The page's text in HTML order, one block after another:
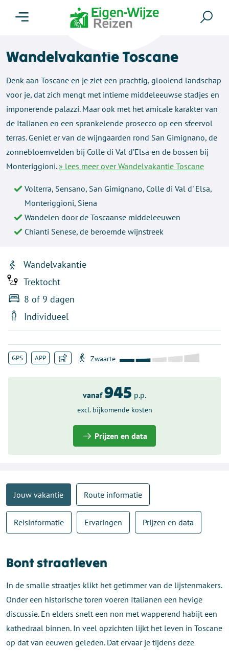
Wandelvakantie Toscane
Denk aan Toscane en je ziet een prachtig, glooiend landschap
voor je, dat zich mengt met intieme middeleeuwse stadjes en
imponerende palazzi. Maar ook met het amicale karakter van
de Italianen en een sprankelende prosecco op een sfeervol
terras. Geniet er van de wijngaarden rond San Gimignano, de
zonnebloemvelden bij Colle di Val d’Elsa en de bossen bij
Monteriggioni.» lees meer over Wandelvakantie Toscane
Volterra, Sensano, San Gimignano, Colle di Val d' Elsa,
Monteriggioni, Siena
Wandelen door de Toscaanse middeleeuwen
Chianti Senese, de beroemde wijnstreek
GPS APP
Wandelvakantie
Trektocht
8 of 9 dagen
Individueel
vanaf 945 p.p.
excl. bijkomende kosten
Prijzen en data
Jouw vakantie Route informatie
Reisinformatie Ervaringen Prijzen en data
Bont straatleven
In de smalle straatjes klikt het getimmer van de lijstenmakers.
Onder een historische toren voeren Italianen een hevige
discussie. En elders snelt een non met wapperend habijt een
kathedraal binnen. In veel opzichten lijkt het leven in Toscane
op dat van eeuwen geleden. Dat ervaar je tijdens deze